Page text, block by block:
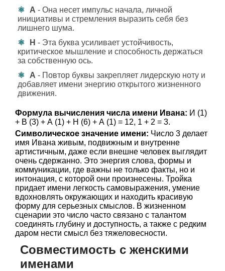
А - Она несет импульс начала, личной
инициативы и стремления выразить себя без
лишнего шума.
Н - Эта буква усиливает устойчивость,
критическое мышление и способность держаться
за собственную ось.
А - Повтор буквы закрепляет лидерскую ноту и
добавляет имени энергию открытого жизненного
движения.
Формула вычисления числа имени Ивана: И (1)
+ В (3) + А (1) + Н (6) + А (1) = 12, 1 + 2 = 3.
Символическое значение имени: Число 3 делает
имя Ивана живым, подвижным и внутренне
артистичным, даже если внешне человек выглядит
очень сдержанно. Это энергия слова, формы и
коммуникации, где важны не только факты, но и
интонация, с которой они произнесены. Тройка
придает имени легкость самовыражения, умение
вдохновлять окружающих и находить красивую
форму для серьезных смыслов. В жизненном
сценарии это число часто связано с талантом
соединять глубину и доступность, а также с редким
даром нести смысл без тяжеловесности.
Совместимость с женскими
именами